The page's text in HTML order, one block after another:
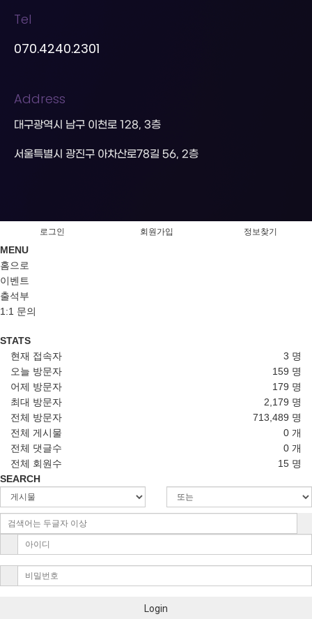
Tel
070.4240.2301
Address
대구광역시 남구 이천로 128, 3층
서울특별시 광진구 아차산로78길 56, 2층
로그인 회원가입 정보찾기
MENU
홈으로
이벤트
출석부
1:1 문의
STATS
3 명
현재 접속자
159 명
오늘 방문자
179 명
어제 방문자
2,179 명
최대 방문자
713,489 명
전체 방문자
0 개
전체 게시물
0 개
전체 댓글수
15 명
전체 회원수
SEARCH
Login